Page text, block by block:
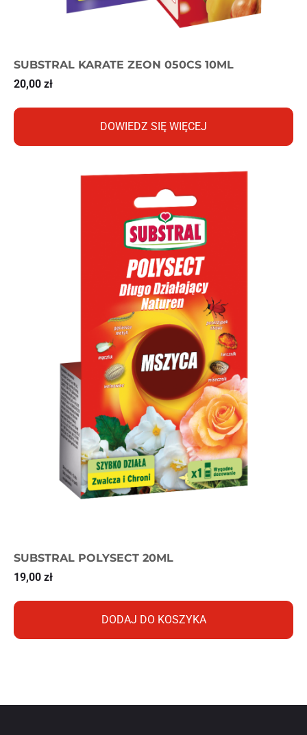
SUBSTRAL KARATE ZEON 050CS 10ML
20,00 zł
DOWIEDZ SIĘ WIĘCEJ
SUBSTRAL POLYSECT 20ML
19,00 zł
DODAJ DO KOSZYKA